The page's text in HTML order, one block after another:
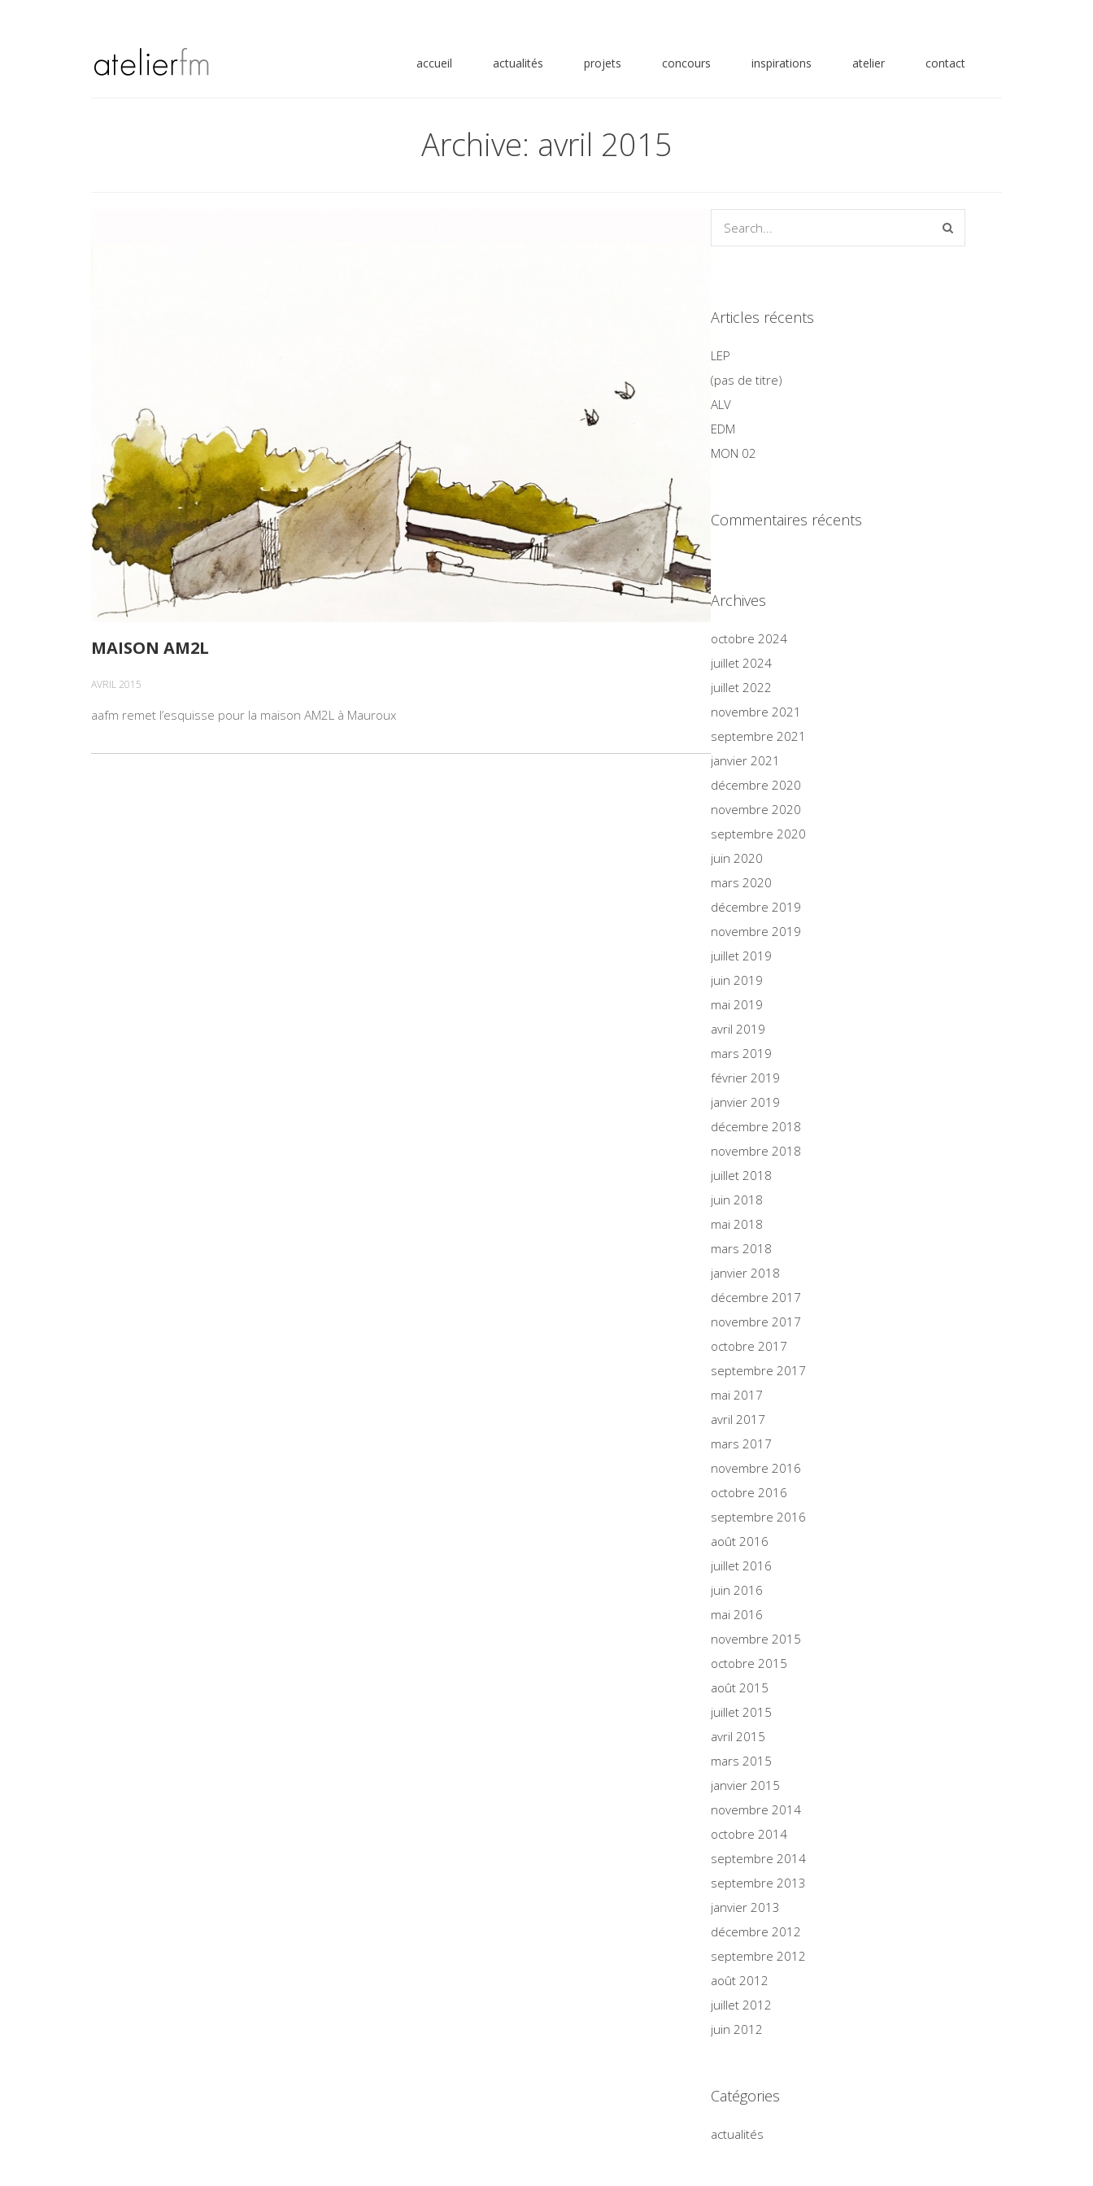
accueil actualités projets concours inspirations atelier contact
Archive: avril 2015
MAISON AM2L
AVRIL 2015
aafm remet l’esquisse pour la maison AM2L à Mauroux
Articles récents
LEP
(pas de titre)
ALV
EDM
MON 02
Commentaires récents
Archives
octobre 2024
juillet 2024
juillet 2022
novembre 2021
septembre 2021
janvier 2021
décembre 2020
novembre 2020
septembre 2020
juin 2020
mars 2020
décembre 2019
novembre 2019
juillet 2019
juin 2019
mai 2019
avril 2019
mars 2019
février 2019
janvier 2019
décembre 2018
novembre 2018
juillet 2018
juin 2018
mai 2018
mars 2018
janvier 2018
décembre 2017
novembre 2017
octobre 2017
septembre 2017
mai 2017
avril 2017
mars 2017
novembre 2016
octobre 2016
septembre 2016
août 2016
juillet 2016
juin 2016
mai 2016
novembre 2015
octobre 2015
août 2015
juillet 2015
avril 2015
mars 2015
janvier 2015
novembre 2014
octobre 2014
septembre 2014
septembre 2013
janvier 2013
décembre 2012
septembre 2012
août 2012
juillet 2012
juin 2012
Catégories
actualités